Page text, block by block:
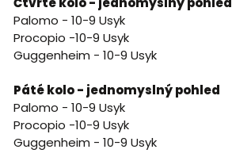
Palomo - 10-9 Usyk
Procopio -10-9 Usyk
Guggenheim - 10-9 Usyk
Páté kolo - jednomyslný pohled
Palomo - 10-9 Usyk
Procopio -10-9 Usyk
Guggenheim - 10-9 Usyk